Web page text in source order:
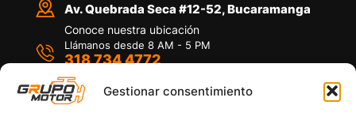
Gestionar consentimiento
Av. Quebrada Seca #12-52, Bucaramanga
Conoce nuestra ubicación
Llámanos desde 8 AM - 5 PM
318 734 4772
Por medio de WhatsApp